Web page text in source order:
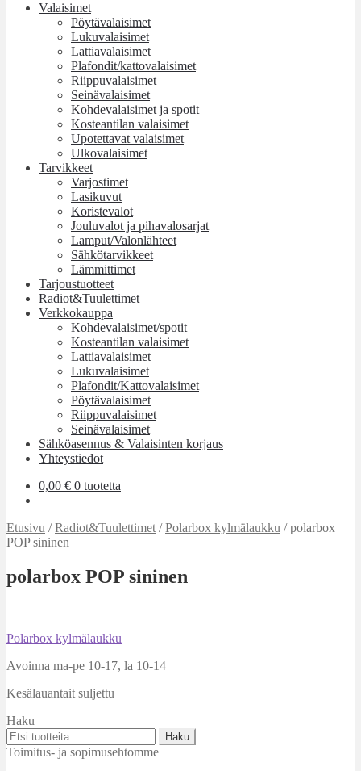
Valaisimet
Pöytävalaisimet
Lukuvalaisimet
Lattiavalaisimet
Plafondit/kattovalaisimet
Riippuvalaisimet
Seinävalaisimet
Kohdevalaisimet ja spotit
Kosteantilan valaisimet
Upotettavat valaisimet
Ulkovalaisimet
Tarvikkeet
Varjostimet
Lasikuvut
Koristevalot
Jouluvalot ja pihavalosarjat
Lamput/Valonlähteet
Sähkötarvikkeet
Lämmittimet
Tarjoustuotteet
Radiot&Tuulettimet
Verkkokauppa
Kohdevalaisimet/spotit
Kosteantilan valaisimet
Lattiavalaisimet
Lukuvalaisimet
Plafondit/Kattovalaisimet
Pöytävalaisimet
Riippuvalaisimet
Seinävalaisimet
Sähköasennus & Valaisinten korjaus
Yhteystiedot
0,00 € 0 tuotetta
Etusivu /Radiot&Tuulettimet /Polarbox kylmälaukku /polarbox
POP sininen
polarbox POP sininen
Artikkelien
selaus
Edellinen
Polarbox kylmälaukku
Avoinna ma-pe 10-17, la 10-14
Kesälauantait suljettu
Haku
Etsi:
Haku
Toimitus- ja sopimusehtomme